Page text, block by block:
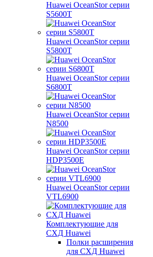
Huawei OceanStor серии
S5600T
Huawei OceanStor серии
S5800T
Huawei OceanStor серии
S6800T
Huawei OceanStor серии
N8500
Huawei OceanStor серии
HDP3500E
Huawei OceanStor серии
VTL6900
Комплектующие для
СХД Huawei
Полки расширения
для СХД Huawei